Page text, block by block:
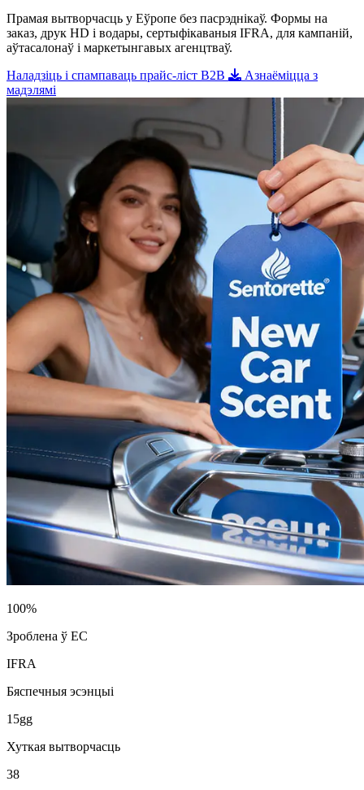
Прамая вытворчасць у Еўропе без пасрэднікаў. Формы на
заказ, друк HD і водары, сертыфікаваныя IFRA, для кампаній,
аўтасалонаў і маркетынгавых агенцтваў.
Наладзіць і спампаваць прайс-ліст B2B
Азнаёміцца з
мадэлямі
100%
Зроблена ў ЕС
IFRA
Бяспечныя эсэнцыі
15gg
Хуткая вытворчасць
38